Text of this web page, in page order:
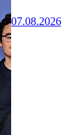
07.08.2026